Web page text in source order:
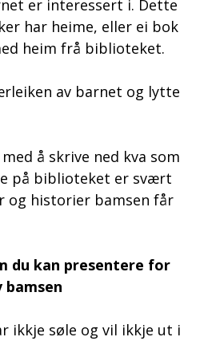
er interessert i. Dette
har heime, eller ei bok
heim frå biblioteket.
av barnet og lytte
å skrive ned kva som
på biblioteket er svært
og historier bamsen får
du kan presentere for
bamsen
ikkje søle og vil ikkje ut i